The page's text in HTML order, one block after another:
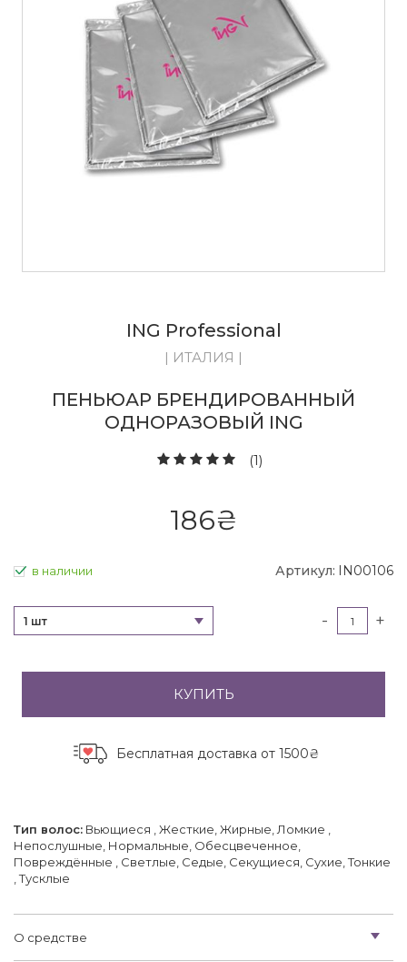
ING Professional
| ИТАЛИЯ |
ПЕНЬЮАР БРЕНДИРОВАННЫЙ
ОДНОРАЗОВЫЙ ING
(1)
186₴
в наличии Артикул: IN00106
1 шт - +
КУПИТЬ
Бесплатная доставка от 1500₴
Тип волос: Вьющиеся , Жесткие, Жирные, Ломкие ,
Непослушные, Нормальные, Обесцвеченное,
Повреждённые , Светлые, Седые, Секущиеся, Сухие, Тонкие
, Тусклые
О средстве